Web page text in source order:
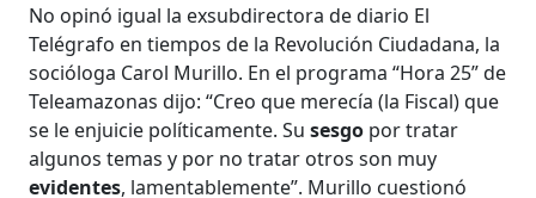
No opinó igual la exsubdirectora de diario El
Telégrafo en tiempos de la Revolución Ciudadana, la
socióloga Carol Murillo. En el programa “Hora 25” de
Teleamazonas dijo: “Creo que merecía (la Fiscal) que
se le enjuicie políticamente. Susesgo por tratar
algunos temas y por no tratar otros son muy
evidentes, lamentablemente”. Murillo cuestionó